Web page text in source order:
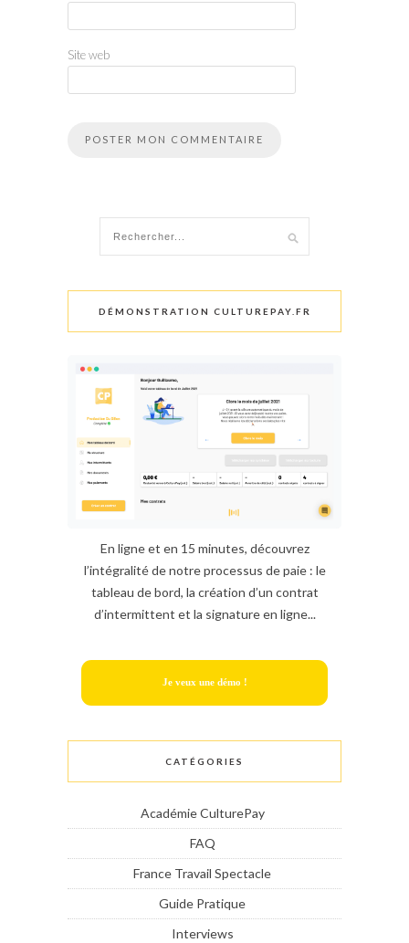
Site web
DÉMONSTRATION CULTUREPAY.FR
En ligne et en 15 minutes, découvrez
l’intégralité de notre processus de paie : le
tableau de bord, la création d’un contrat
d’intermittent et la signature en ligne...
Je veux une démo !
CATÉGORIES
Académie CulturePay
FAQ
France Travail Spectacle
Guide Pratique
Interviews